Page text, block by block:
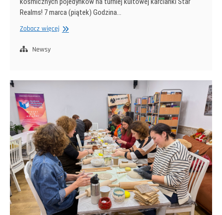
Realms! 7 marca (piątek) Godzina…
Zobacz więcej Turniej
Newsy